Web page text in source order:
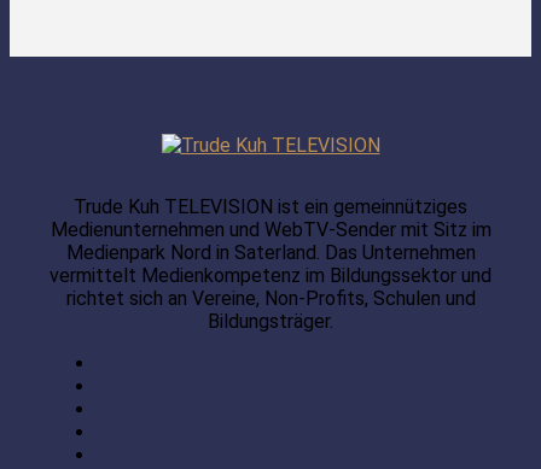
Trude Kuh TELEVISION ist ein gemeinnütziges
Medienunternehmen und WebTV-Sender mit Sitz im
Medienpark Nord in Saterland. Das Unternehmen
vermittelt Medienkompetenz im Bildungssektor und
richtet sich an Vereine, Non-Profits, Schulen und
Bildungsträger.